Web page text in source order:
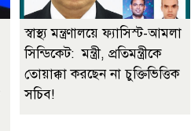
স্বাস্থ্য মন্ত্রণালয়ে ফ্যাসিস্ট-আমলা
সিন্ডিকেট: মন্ত্রী, প্রতিমন্ত্রীকে
তোয়াক্কা করছেন না চুক্তিভিত্তিক
সচিব!